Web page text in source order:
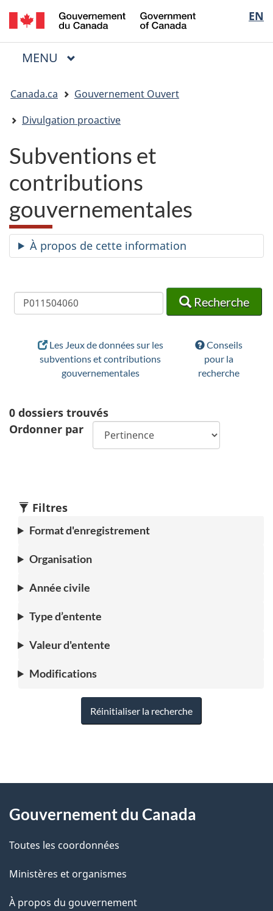
Passer
au
contenu
Passer
à
« Au
Passer
à
la
EN
of
Menu
MENU PRINCIPAL
êtes
ici
Canada.ca
Gouvernement Ouvert
Divulgation proactive
Subventions et
contributions
gouvernementales
À propos de cette information
Recherche
Recherche
Recherche
Les Jeux de données sur les
subventions et contributions
gouvernementales
Conseils
pour la
recherche
0 dossiers trouvés
Ordonner par
Filtres
Format d'enregistrement
Organisation
Année civile
Type d’entente
Valeur d'entente
Modifications
Réinitialiser la recherche
D
t
a
l
s
propos
ce
site
Gouvernement du Canada
Toutes les coordonnées
Ministères et organismes
À propos du gouvernement